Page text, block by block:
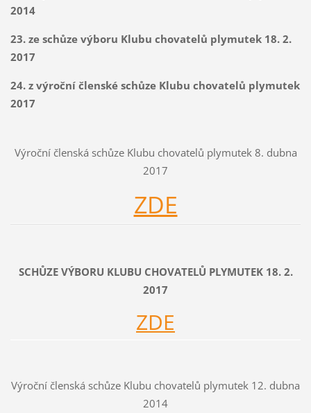
2014
23. ze schůze výboru Klubu chovatelů plymutek 18. 2.
2017
24. z výroční členské schůze Klubu chovatelů plymutek
2017
Výroční členská schůze Klubu chovatelů plymutek 8. dubna
2017
ZDE
SCHŮZE VÝBORU KLUBU CHOVATELŮ PLYMUTEK 18. 2.
2017
ZDE
Výroční členská schůze Klubu chovatelů plymutek 12. dubna
2014